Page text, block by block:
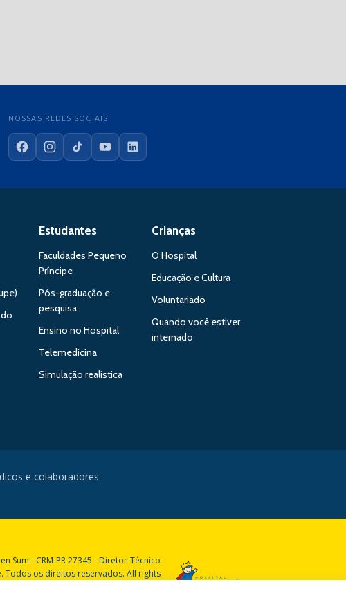
NOSSAS REDES SOCIAIS
FacebookInstagram
TikTokYouTubeLinkedIn
Estudantes
Faculdades Pequeno
Príncipe
Pós-graduação e
pesquisa
Ensino no Hospital
Telemedicina
Simulação realística
Crianças
O Hospital
Educação e Cultura
Voluntariado
Quando você estiver
internado
e colaboradores
Sum - CRM-PR 27345 - Diretor-Técnico
Todos os direitos reservados. All rights